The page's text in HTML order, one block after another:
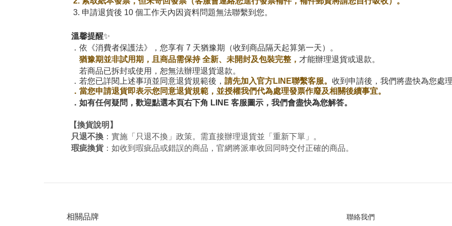
3. 申請退貨後 10 個工作天內因資料問題無法聯繫到您。
溫馨提醒✨
．依《消費者保護法》，您享有 7 天猶豫期（收到商品隔天起算第一天）。
猶豫期並非試用期 ， 且 商品需保持 全新、未開封及包裝完整 ， 才能辦理退貨或退款。
若商品已拆封或使用，恕無法辦理退貨退款。
． 若您已詳閱 上述事項並同意退貨規範後， 請先加入官方LINE聯繫客服。 收到申請後，我們將盡快為您處
． 當您申請退貨即表示您同意退貨規範，並授權我們代為處理發票作廢及相關後續事宜。
． 如有任何疑問，歡迎點選本頁右下角 LINE 客服圖示，我們會盡快為您解答。
【換貨說明】
只退不換 ：實施「只退不換」政策。需直接辦理退貨並「重新下單」。
瑕疵換貨：如收到瑕疵品或錯誤的商品，官網將派車收回同時交付正確的商品。
相關品牌 聯絡我們